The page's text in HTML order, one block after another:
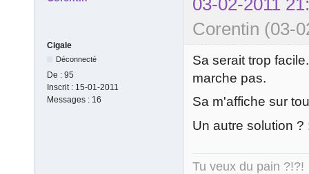
Corentin (03-
Cigale
Déconnecté
De : 95
Inscrit : 15-01-2011
Messages : 16
Sa serait trop
marche pas.
Sa m'affiche sur
Un autre solution ?
Tu veux du pain ?!?!